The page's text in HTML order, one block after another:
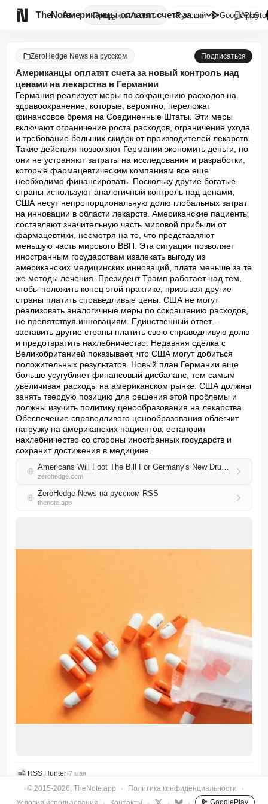
TheNote ПродуктыАгенты Американцы оплатят счета за но...
Русский GooglePlay

ZeroHedge News на русском Подписаться
Американцы оплатят счета за новый контроль над
ценами на лекарства в Германии
Германия реализует меры по сокращению расходов на
здравоохранение, которые, вероятно, переложат
финансовое бремя на Соединенные Штаты. Эти меры
включают ограничение роста расходов, ограничение ухода
и требование больших скидок от производителей лекарств.
Такие действия позволяют Германии экономить деньги, но
они не устраняют затраты на исследования и разработки,
которые фармацевтическим компаниям все еще
необходимо финансировать. Поскольку другие богатые
страны используют аналогичный контроль над ценами,
США несут непропорциональную долю глобальных затрат
на инновации в области лекарств. Американские пациенты
составляют значительную часть мировой прибыли от
фармацевтики, несмотря на то, что представляют
меньшую часть мирового ВВП. Эта ситуация позволяет
иностранным государствам извлекать выгоду из
американских медицинских инноваций, платя меньше за те
же методы лечения. Президент Трамп работает над тем,
чтобы положить конец этой практике, призывая другие
страны платить справедливые цены. США не могут
реализовать аналогичные меры по сокращению расходов,
не препятствуя инновациям. Единственный ответ -
заставить другие страны платить свою справедливую долю
и предотвратить нахлебничество. Недавняя сделка с
Великобританией показывает, что США могут добиться
положительных результатов. Новый план Германии еще
больше усугубляет финансовый дисбаланс, тем самым
увеличивая расходы на американском рынке. США должны
занять твердую позицию для решения этой проблемы и
должны изучить политику ценообразования на лекарства.
Обеспечение справедливого ценообразования облегчит
нагрузку на американских пациентов, остановит
нахлебничество со стороны иностранных государств и
сохранит достижения в медицине.
Americans Will Foot The Bill For Germany's New Drug Price Controls
zerohedge.com
ZeroHedge News на русском RSS
thenote.app
RSS Hunter•7 мая
© 2015-2026, TheNote.app · Политика конфиденциальности
·
GooglePlay